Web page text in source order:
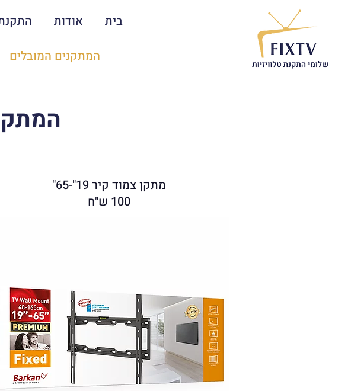
בית אודות
המתקנים המובלים
מתקן צמוד קיר 19"-65"
100 ש"ח